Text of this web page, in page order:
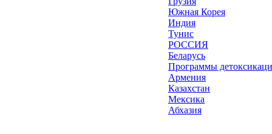
Южная Корея
Индия
Тунис
РОССИЯ
Беларусь
Программы
Армения
Казахстан
Мексика
Абхазия